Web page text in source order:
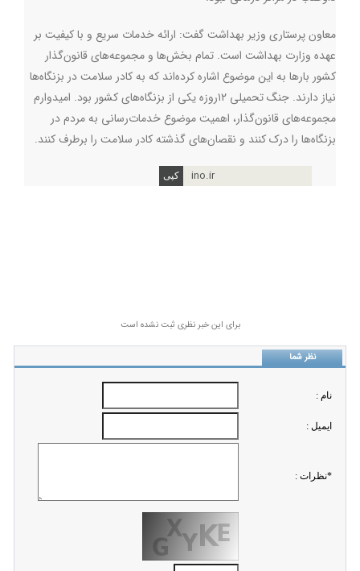
معاون پرستاری وزیر بهداشت گفت: ارائه خدمات سریع و با کیفیت بر
عهده وزارت بهداشت است. تمام بخش‌ها و مجموعه‌های قانون‌گذار
کشور بارها به این موضوع اشاره کرده‌اند که به کادر سلامت در بزنگاه‌ها
نیاز دارند. جنگ تحمیلی ۱۲روزه یکی از بزنگاه‌های کشور بود. امیدوارم
مجموعه‌های قانون‌گذار، اهمیت موضوع خدمات‌رسانی به مردم در
بزنگاه‌ها را درک کنند و نقصان‌های گذشته کادر سلامت را برطرف کنند.
ino.ir
برای این خبر نظری ثبت نشده است
نظر شما
نام :
ايميل :
*نظرات :